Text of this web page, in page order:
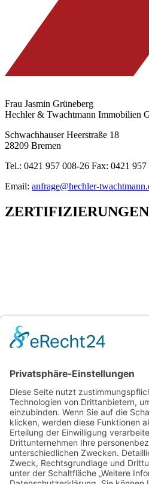
Frau Jasmin Grüneberg
Hechler & Twachtmann Immobilien
Schwachhauser Heerstraße 18
28209 Bremen
Tel.: 0421 957 008-26 Fax: 0421 957
Email: anfrage@hechler-
ZERTIFIZIERUNGEN
Hechler & Twachtmann Immobilien
Geschäftsführer: Tobias Gazzo
Blockener Str. 4
28816 Stuhr
Schwachhauser Heerstr. 18
28209 Bremen
Kontakt